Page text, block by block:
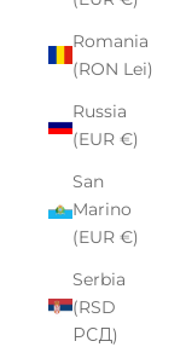
Romania
(RON Lei)
Russia
(EUR €)
San
Marino
(EUR €)
Serbia
(RSD
РСД)